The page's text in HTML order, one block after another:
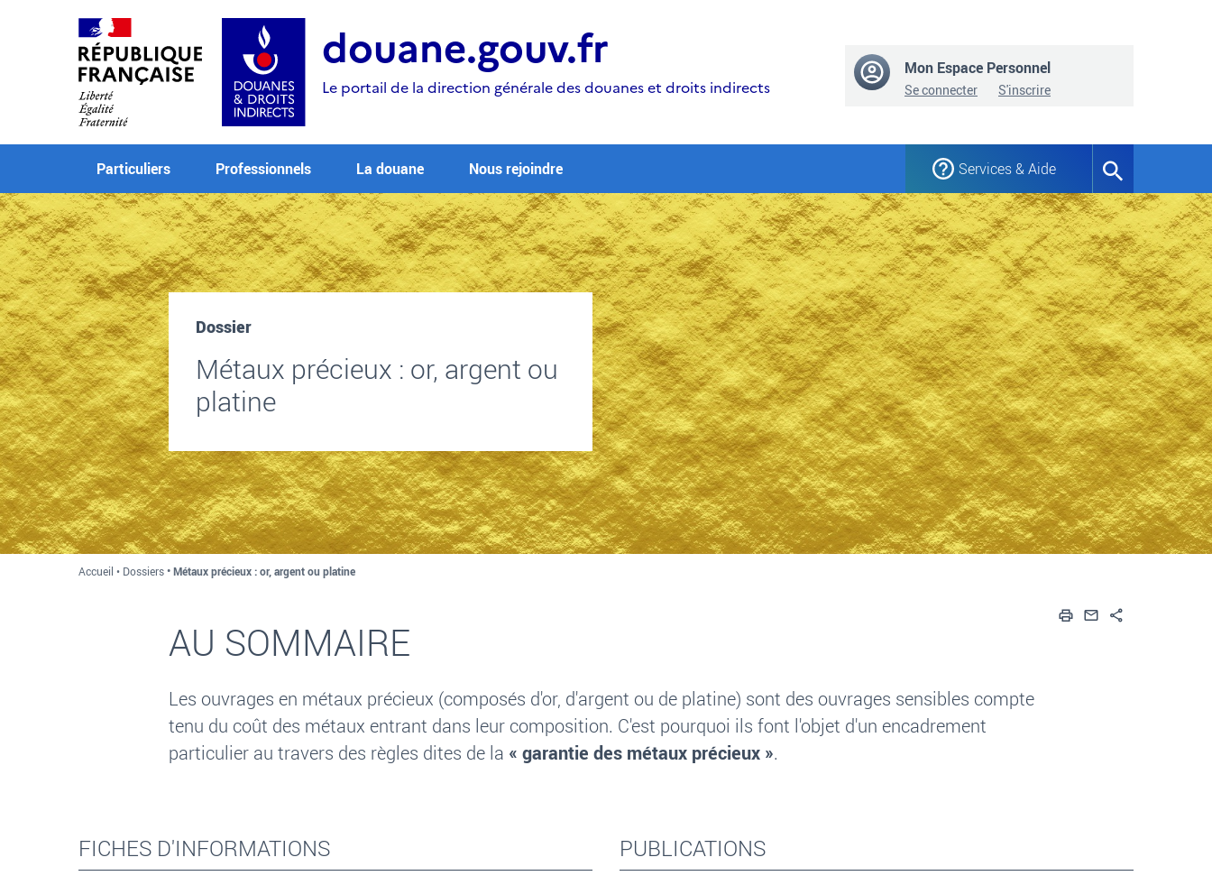
douane.gouv.fr
Le portail de la direction générale des douanes et droits indirects
Mon Espace Personnel
Se connecter S'inscrire
Particuliers Professionnels La douane Nous rejoindre Services & Aide
Formulaire
de
recherche
Dossier
Métaux précieux : or, argent ou
platine
Accueil Dossiers Métaux précieux : or, argent ou platine
AU SOMMAIRE ImprimerEnvoyer par
Les ouvrages en métaux précieux (composés d'or, d'argent ou de platine) sont des ouvrages sensibles compte
tenu du coût des métaux entrant dans leur composition. C'est pourquoi ils font l'objet d'un encadrement
particulier au travers des règles dites de la « garantie des métaux précieux ».
FICHES D'INFORMATIONS PUBLICATIONS